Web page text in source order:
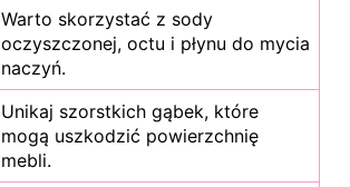
Warto skorzystać z sody
oczyszczonej, octu i płynu do mycia
naczyń.
Unikaj szorstkich gąbek, które
mogą uszkodzić powierzchnię
mebli.